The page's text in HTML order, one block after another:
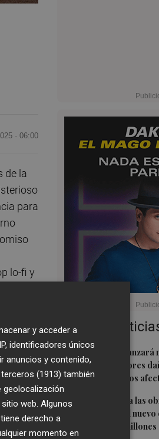
Últimas
1 La Generalitat lanzará
reparar ascensores
todos los edificios
2La EMT adjudica las
de cocheras y el
por más de 10 millones
· 06:00
de la
para
lo-fi y
en Los
el
un
y acceder a
identificadores únicos
anuncios y contenido,
(1913) también
geolocalización
web. Algunos
derecho a
momento en